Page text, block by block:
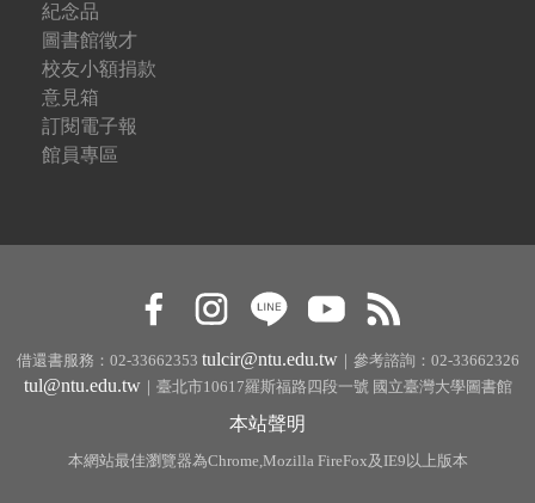
紀念品
圖書館徵才
校友小額捐款
意見箱
訂閱電子報
館員專區
借還書服務：02-33662353 tulcir@ntu.edu.tw｜參考諮詢：02-33662326
tul@ntu.edu.tw｜臺北市10617羅斯福路四段一號 國立臺灣大學圖書館
本站聲明
本網站最佳瀏覽器為Chrome,Mozilla FireFox及IE9以上版本